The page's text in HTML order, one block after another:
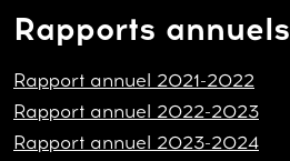
Rapports annuels
Rapport annuel 2021-2022
Rapport annuel 2022-2023
Rapport annuel 2023-2024